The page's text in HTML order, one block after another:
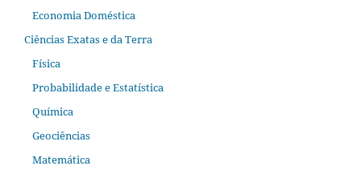
Economia Doméstica
Ciências Exatas e da Terra
Física
Probabilidade e Estatística
Química
Geociências
Matemática